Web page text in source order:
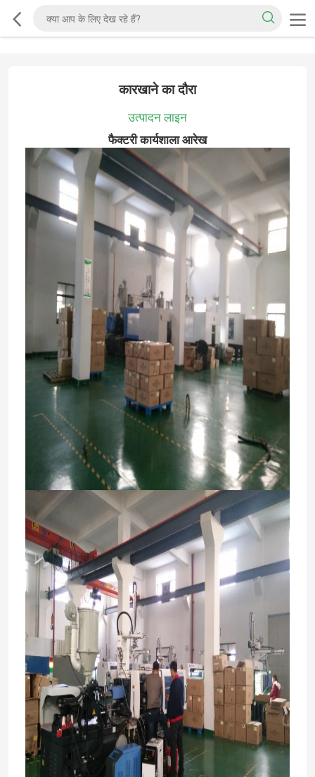
कारखाने का दौरा
उत्पादन लाइन
फैक्टरी कार्यशाला आरेख